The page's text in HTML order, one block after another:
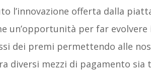
l’innovazione offerta dalla
un’opportunità per far
dei premi permettendo alle
diversi mezzi di pagamento sia